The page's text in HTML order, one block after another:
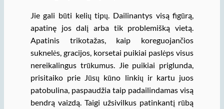
Jie gali būti kelių tipų. Dailinantys visą figūrą,
apatinę jos dalį arba tik problemišką vietą.
Apatinis trikotažas, kaip koreguojančios
suknelės, gracijos, korsetai puikiai paslėps visus
nereikalingus trūkumus. Jie puikiai priglunda,
prisitaiko prie Jūsų kūno linkių ir kartu juos
patobulina, paspaudžia taip padailindamas visą
bendrą vaizdą. Taigi užsivilkus patinkantį rūbą